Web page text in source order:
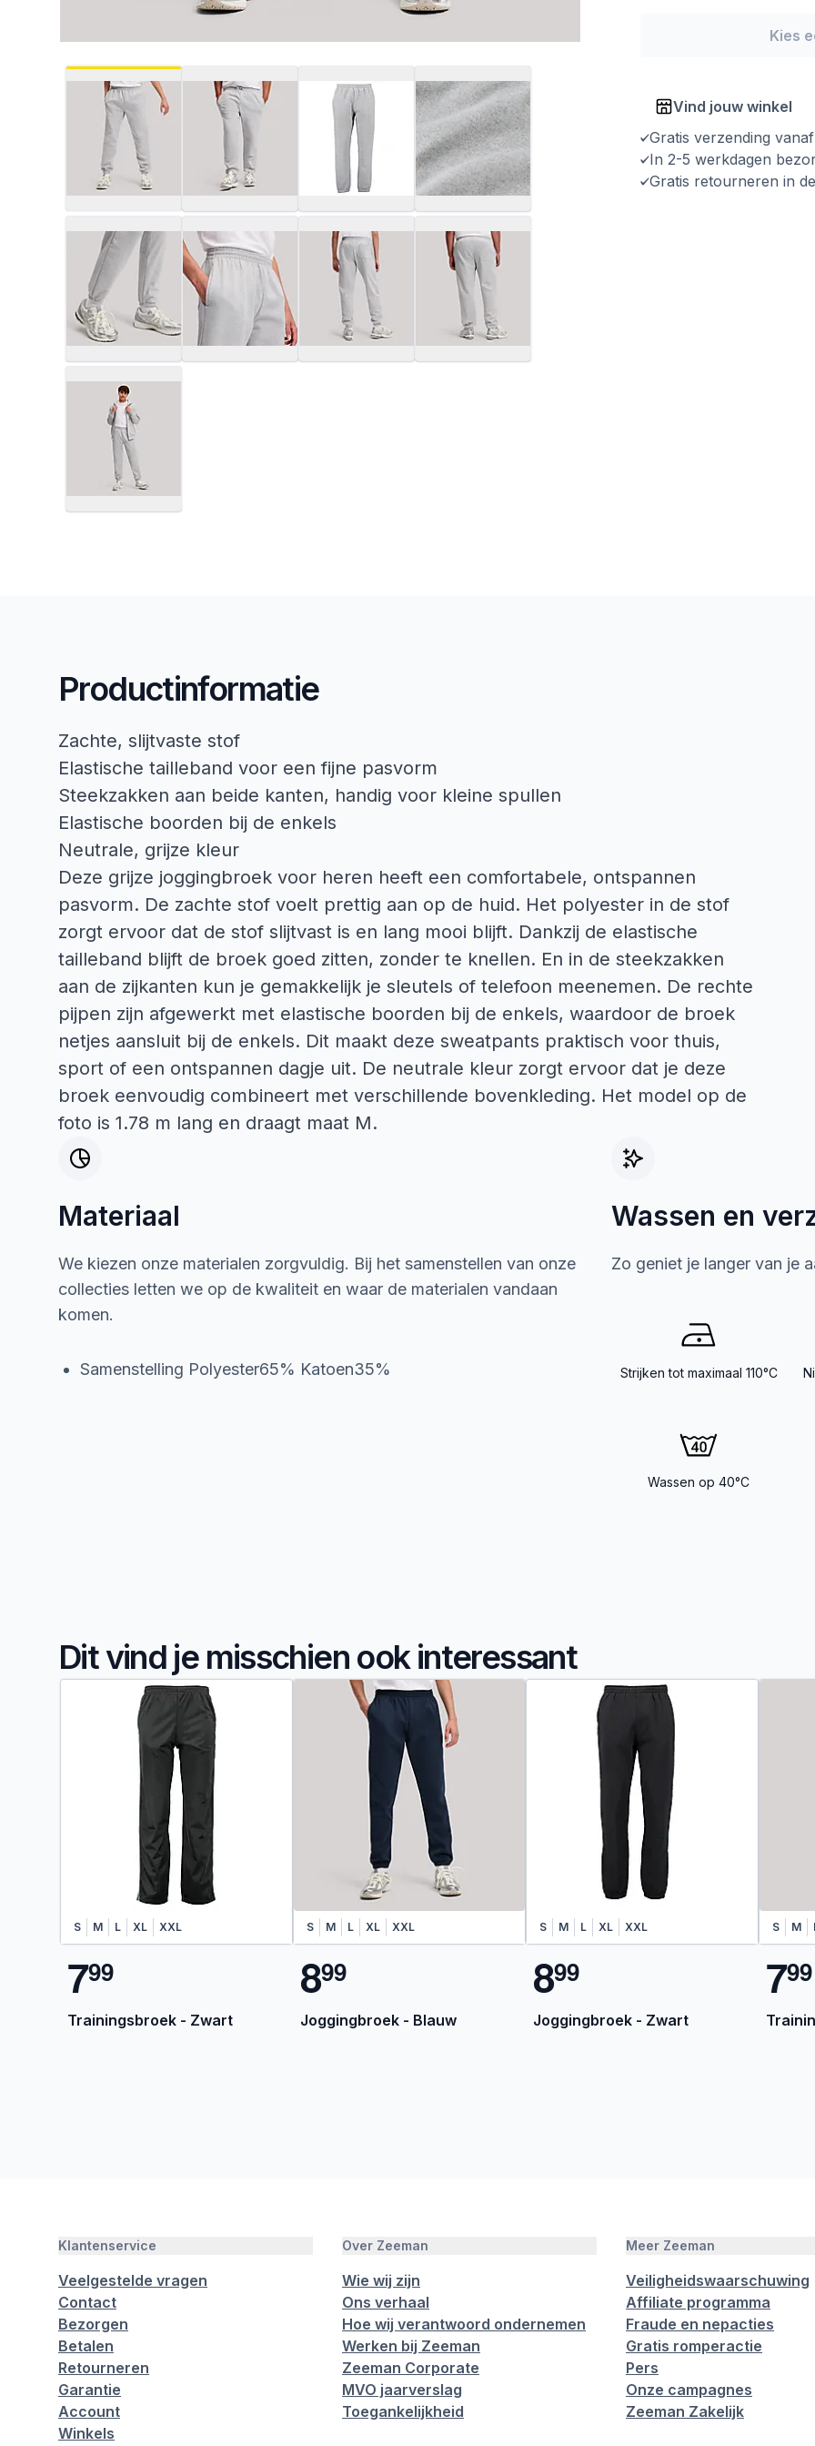
Kies
Vind jouw winkel
Gratis verzending
In 2-5 werkdagen
Gratis retourneren in
Productinformatie
Zachte, slijtvaste stof
Elastische tailleband voor een fijne pasvorm
Steekzakken aan beide kanten, handig voor kleine spullen
Elastische boorden bij de enkels
Neutrale, grijze kleur
Deze grijze joggingbroek voor heren heeft een comfortabele, ontspannen
pasvorm. De zachte stof voelt prettig aan op de huid. Het polyester in de stof
zorgt ervoor dat de stof slijtvast is en lang mooi blijft. Dankzij de elastische
tailleband blijft de broek goed zitten, zonder te knellen. En in de steekzakken
aan de zijkanten kun je gemakkelijk je sleutels of telefoon meenemen. De rechte
pijpen zijn afgewerkt met elastische boorden bij de enkels, waardoor de broek
netjes aansluit bij de enkels. Dit maakt deze sweatpants praktisch voor thuis,
sport of een ontspannen dagje uit. De neutrale kleur zorgt ervoor dat je deze
broek eenvoudig combineert met verschillende bovenkleding. Het model op de
foto is 1.78 m lang en draagt maat M.
Materiaal
We kiezen onze materialen zorgvuldig. Bij het samenstellen van onze
collecties letten we op de kwaliteit en waar de materialen vandaan
komen.
Samenstelling Polyester65% Katoen35%
Wassen en
Zo geniet je langer van je
Strijken tot maximaal 110°C
Wassen op 40°C
Dit vind je misschien ook interessant
S M L XL XXL
799
Trainingsbroek - Zwart
S M L XL XXL
899
Joggingbroek - Blauw
S M L XL XXL
899
Joggingbroek - Zwart
S M
799
Klantenservice
Veelgestelde vragen
Contact
Bezorgen
Betalen
Retourneren
Garantie
Account
Winkels
Over Zeeman
Wie wij zijn
Ons verhaal
Hoe wij verantwoord ondernemen
Werken bij Zeeman
Zeeman Corporate
MVO jaarverslag
Toegankelijkheid
Meer Zeeman
Veiligheidswaarschuwing
Affiliate programma
Fraude en nepacties
Gratis romperactie
Pers
Onze campagnes
Zeeman Zakelijk